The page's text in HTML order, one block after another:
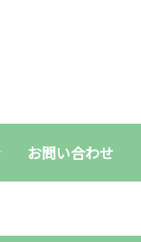
お問い合わせ